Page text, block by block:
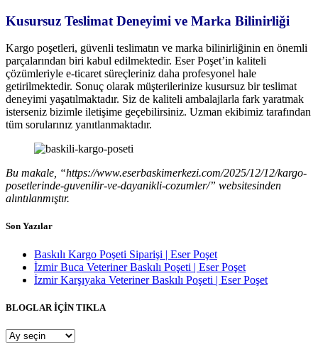
Kusursuz Teslimat Deneyimi ve Marka Bilinirliği
Kargo poşetleri, güvenli teslimatın ve marka bilinirliğinin en önemli
parçalarından biri kabul edilmektedir. Eser Poşet’in kaliteli
çözümleriyle e-ticaret süreçleriniz daha profesyonel hale
getirilmektedir. Sonuç olarak müşterilerinize kusursuz bir teslimat
deneyimi yaşatılmaktadır. Siz de kaliteli ambalajlarla fark yaratmak
isterseniz bizimle iletişime geçebilirsiniz. Uzman ekibimiz tarafından
tüm sorularınız yanıtlanmaktadır.
Bu makale, “https://www.eserbaskimerkezi.com/2025/12/12/kargo-
posetlerinde-guvenilir-ve-dayanikli-cozumler/” websitesinden
alıntılanmıştır.
Son Yazılar
Baskılı Kargo Poşeti Siparişi | Eser Poşet
İzmir Buca Veteriner Baskılı Poşeti | Eser Poşet
İzmir Karşıyaka Veteriner Baskılı Poşeti | Eser Poşet
BLOGLAR İÇİN TIKLA
BLOGLAR